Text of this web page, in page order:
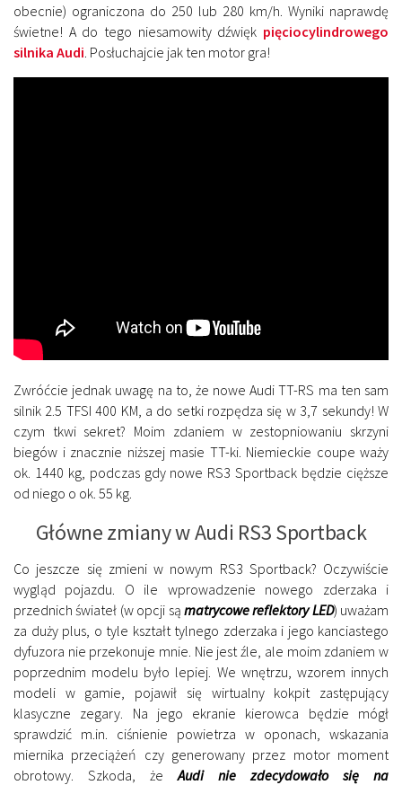
obecnie) ograniczona do 250 lub 280 km/h. Wyniki naprawdę
świetne! A do tego niesamowity dźwięk pięciocylindrowego
silnika Audi . Posłuchajcie jak ten motor gra!
Zwróćcie jednak uwagę na to, że nowe Audi TT-RS ma ten sam
silnik 2.5 TFSI 400 KM, a do setki rozpędza się w 3,7 sekundy! W
czym tkwi sekret? Moim zdaniem w zestopniowaniu skrzyni
biegów i znacznie niższej masie TT-ki. Niemieckie coupe waży
ok. 1440 kg, podczas gdy nowe RS3 Sportback będzie cięższe
od niego o ok. 55 kg.
Główne zmiany w Audi RS3 Sportback
Co jeszcze się zmieni w nowym RS3 Sportback? Oczywiście
wygląd pojazdu. O ile wprowadzenie nowego zderzaka i
przednich świateł (w opcji są matrycowe reflektory LED) uważam
za duży plus, o tyle kształt tylnego zderzaka i jego kanciastego
dyfuzora nie przekonuje mnie. Nie jest źle, ale moim zdaniem w
poprzednim modelu było lepiej. We wnętrzu, wzorem innych
modeli w gamie, pojawił się wirtualny kokpit zastępujący
klasyczne zegary. Na jego ekranie kierowca będzie mógł
sprawdzić m.in. ciśnienie powietrza w oponach, wskazania
miernika przeciążeń czy generowany przez motor moment
obrotowy. Szkoda, żeAudi nie zdecydowało się na